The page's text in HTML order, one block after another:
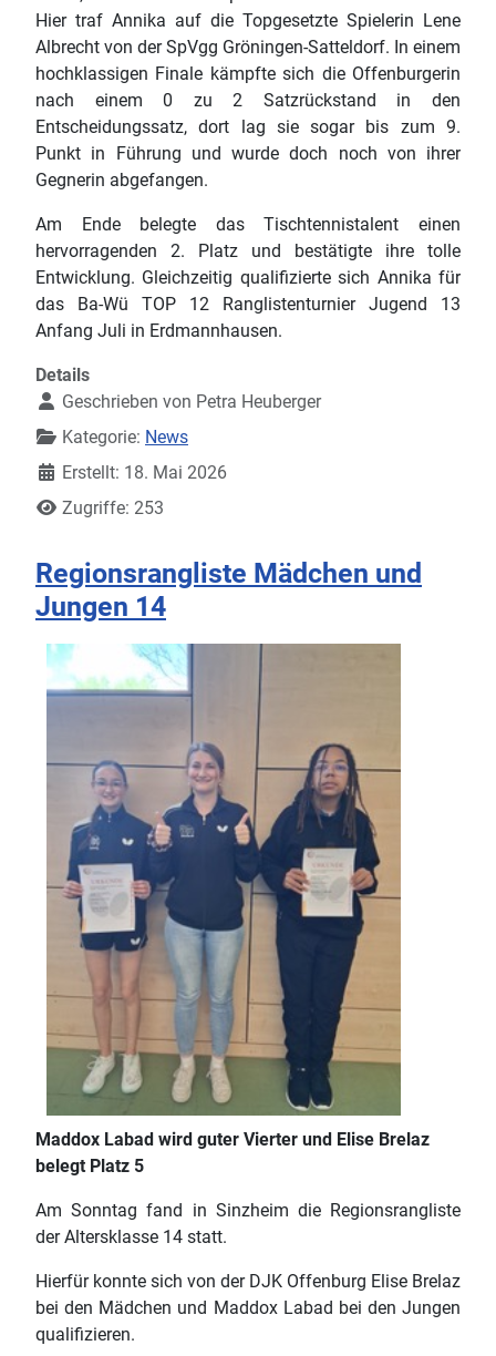
Hier traf Annika auf die Topgesetzte Spielerin Lene
Albrecht von der SpVgg Gröningen-Satteldorf. In einem
hochklassigen Finale kämpfte sich die Offenburgerin
nach einem 0 zu 2 Satzrückstand in den
Entscheidungssatz, dort lag sie sogar bis zum 9.
Punkt in Führung und wurde doch noch von ihrer
Gegnerin abgefangen.
Am Ende belegte das Tischtennistalent einen
hervorragenden 2. Platz und bestätigte ihre tolle
Entwicklung. Gleichzeitig qualifizierte sich Annika für
das Ba-Wü TOP 12 Ranglistenturnier Jugend 13
Anfang Juli in Erdmannhausen.
Details
Geschrieben von Petra Heuberger
Kategorie: News
Erstellt: 18. Mai 2026
Zugriffe: 253
Regionsrangliste Mädchen und
Jungen 14
Maddox Labad wird guter Vierter und Elise Brelaz
belegt Platz 5
Am Sonntag fand in Sinzheim die Regionsrangliste
der Altersklasse 14 statt.
Hierfür konnte sich von der DJK Offenburg Elise Brelaz
bei den Mädchen und Maddox Labad bei den Jungen
qualifizieren.